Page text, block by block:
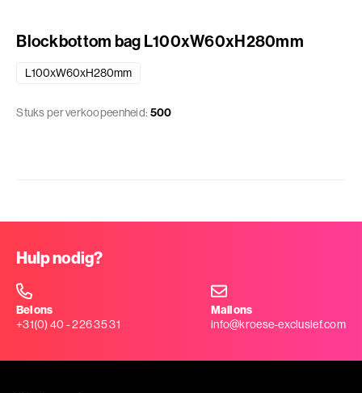
Blockbottom bag L100xW60xH280mm
L100xW60xH280mm
Stuks per verkoopeenheid: 500
Hulp nodig?
Bel ons
+31(0) 40 - 226 35 31
Mail ons
info@kroese-exclusief.com